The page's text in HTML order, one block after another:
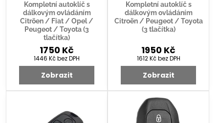
Kompletní autoklíč s
dálkovým ovládáním
Citröen / Fiat / Opel /
Peugeot / Toyota (3
tlačítka)
1750 Kč
1446 Kčbez DPH
Zobrazit
Kompletní autoklíč s
dálkovým ovládáním
Citroën / Peugeot / Toyota
(3 tlačítka)
1950 Kč
1612 Kčbez DPH
Zobrazit